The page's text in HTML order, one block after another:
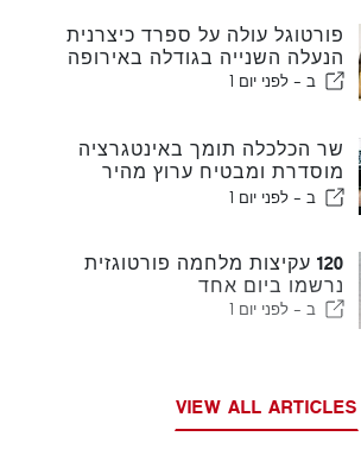
פורטוגל עולה על ספרד כיצרנית
הנעלה השנייה בגודלה באירופה
ב - לפני יום 1
שר הכלכלה תומך באינטגרציה
מוסדרת ומבטיח ערוץ מהיר
לעולים
ב - לפני יום 1
120 עקיצות מלחמה פורטוגזית
נרשמו ביום אחד
ב - לפני יום 1
VIEW ALL ARTICLES